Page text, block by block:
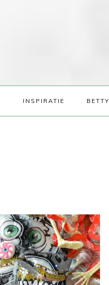
INSPIRATIE BETTY